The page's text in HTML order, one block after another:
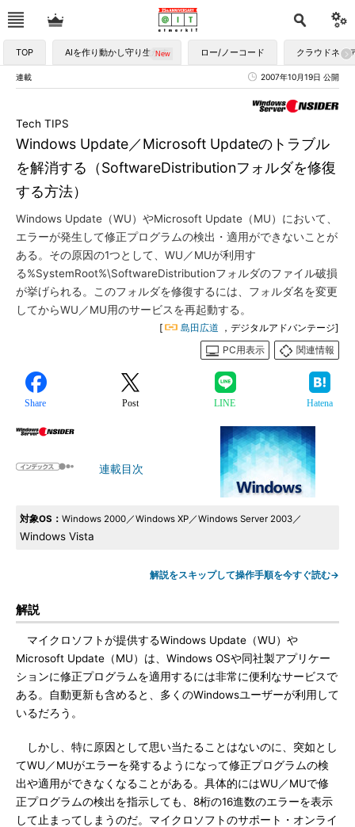
TOP AIを作り動かし守り生かす ロー/ノーコード クラウドネイ
連載 2007年10月19日 公開
Windows Update／Microsoft Updateのトラブル
を解消する（SoftwareDistributionフォルダを修復
する方法）
Tech TIPS
Windows Update（WU）やMicrosoft Update（MU）において、
エラーが発生して修正プログラムの検出・適用ができないことが
ある。その原因の1つとして、WU／MUが利用す
る%SystemRoot%\SoftwareDistributionフォルダのファイル破損
が挙げられる。このフォルダを修復するには、フォルダ名を変更
してからWU／MU用のサービスを再起動する。
[ 島田広道 ，デジタルアドバンテージ]
PC用表示
関連情報
Share Post LINE Hatena
連載目次
対象OS： Windows 2000／Windows XP／Windows Server 2003／
Windows Vista
解説をスキップして操作手順を今すぐ読む→
解説
マイクロソフトが提供するWindows Update（WU）や
Microsoft Update（MU）は、Windows OSや同社製アプリケー
ションに修正プログラムを適用するには非常に便利なサービスで
ある。自動更新も含めると、多くのWindowsユーザーが利用して
いるだろう。
しかし、特に原因として思い当たることはないのに、突如とし
てWU／MUがエラーを発するようになって修正プログラムの検
出や適用ができなくなることがある。具体的にはWU／MUで修
正プログラムの検出を指示しても、8桁の16進数のエラーを表示
して止まってしまうのだ。マイクロソフトのサポート・オンライ